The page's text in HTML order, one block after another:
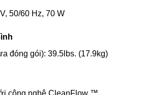
50/60 Hz, 70 W
đóng gói): 39.5lbs. (17.9kg)